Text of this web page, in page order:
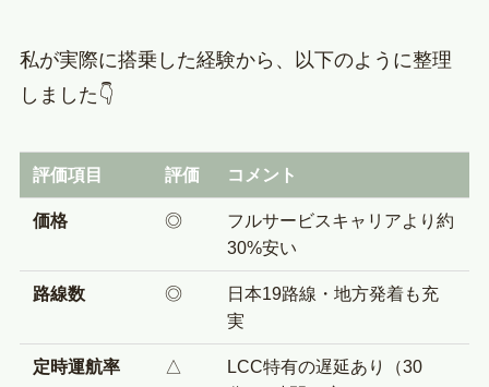
私が実際に搭乗した経験から、以下のように整理
しました👇
評価項目 評価 コメント
価格 ◎
フルサービスキャリアより約
30%安い
路線数 ◎
日本19路線・地方発着も充
実
定時運航率 △
LCC特有の遅延あり（30